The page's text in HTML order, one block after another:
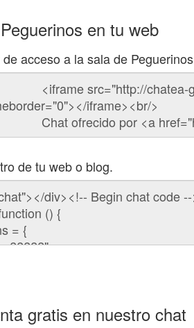
en tu web
acceso a la sala de Peguerinos
de tu web o blog.
gratis en nuestro chat